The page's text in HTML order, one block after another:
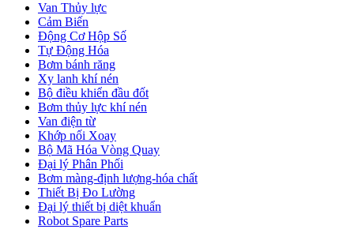
Van Thủy lực
Cảm Biến
Động Cơ Hộp Số
Tự Động Hóa
Bơm bánh răng
Xy lanh khí nén
Bộ điều khiển đầu đốt
Bơm thủy lực khí nén
Van điện từ
Khớp nối Xoay
Bộ Mã Hóa Vòng Quay
Đại lý Phân Phối
Bơm màng-định lượng-hóa chất
Thiết Bị Đo Lường
Đại lý thiết bị diệt khuẩn
Robot Spare Parts